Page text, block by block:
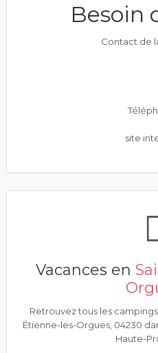
Besoin
Contact de
site
Vacances en
Retrouvez tous les
Étienne-les-Orgues, 04230
Haute-